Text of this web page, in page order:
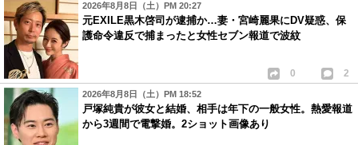
2026年8月8日（土）PM 20:27
元EXILE黒木啓司が逮捕か…妻・宮崎麗果にDV疑惑、保
護命令違反で捕まったと女性セブン報道で波紋
0 2
2026年8月8日（土）PM 18:52
戸塚純貴が彼女と結婚、相手は年下の一般女性。熱愛報道
から3週間で電撃婚。2ショット画像あり